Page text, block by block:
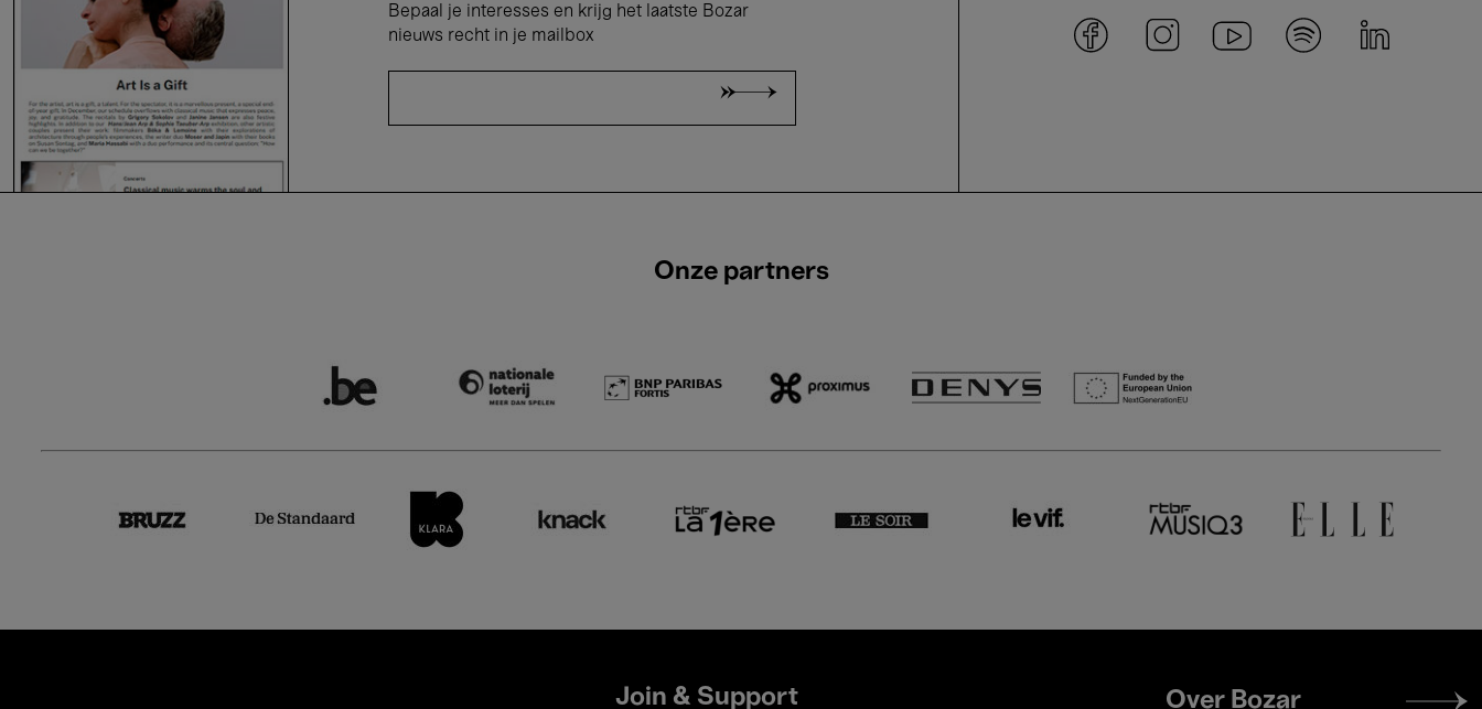
Bepaal je interesses en krijg het laatste Bozar
nieuws recht in je mailbox
Onze partners
Join & Support
Footer
Over Bozar